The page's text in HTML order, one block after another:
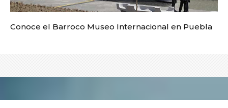
Conoce el Barroco Museo Internacional en Puebla